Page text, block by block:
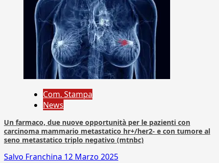
Com. Stampa
News
Un farmaco, due nuove opportunità per le pazienti con
carcinoma mammario metastatico hr+/her2- e con tumore al
seno metastatico triplo negativo (mtnbc)
Salvo Franchina 12 Marzo 2025